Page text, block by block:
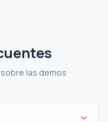
las demos